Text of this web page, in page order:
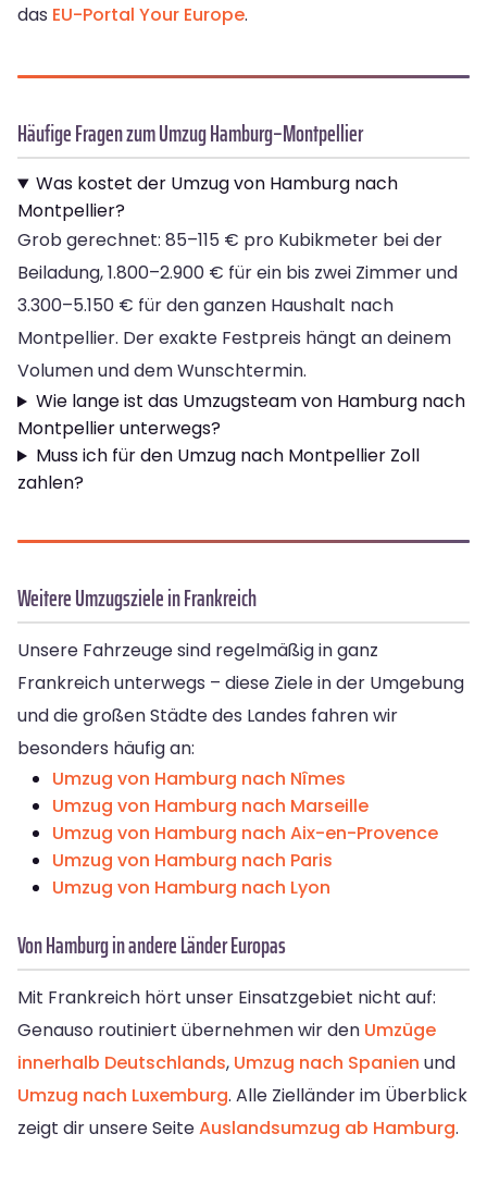
das EU-Portal Your Europe.
Häufige Fragen zum Umzug Hamburg–Montpellier
Was kostet der Umzug von Hamburg nach
Montpellier?
Grob gerechnet: 85–115 € pro Kubikmeter bei der
Beiladung, 1.800–2.900 € für ein bis zwei Zimmer und
3.300–5.150 € für den ganzen Haushalt nach
Montpellier. Der exakte Festpreis hängt an deinem
Volumen und dem Wunschtermin.
Wie lange ist das Umzugsteam von Hamburg nach
Montpellier unterwegs?
Muss ich für den Umzug nach Montpellier Zoll
zahlen?
Weitere Umzugsziele in Frankreich
Unsere Fahrzeuge sind regelmäßig in ganz
Frankreich unterwegs – diese Ziele in der Umgebung
und die großen Städte des Landes fahren wir
besonders häufig an:
Umzug von Hamburg nach Nîmes
Umzug von Hamburg nach Marseille
Umzug von Hamburg nach Aix-en-Provence
Umzug von Hamburg nach Paris
Umzug von Hamburg nach Lyon
Von Hamburg in andere Länder Europas
Mit Frankreich hört unser Einsatzgebiet nicht auf:
Genauso routiniert übernehmen wir den Umzüge
innerhalb Deutschlands, Umzug nach Spanien und
Umzug nach Luxemburg. Alle Zielländer im Überblick
zeigt dir unsere SeiteAuslandsumzug ab Hamburg.